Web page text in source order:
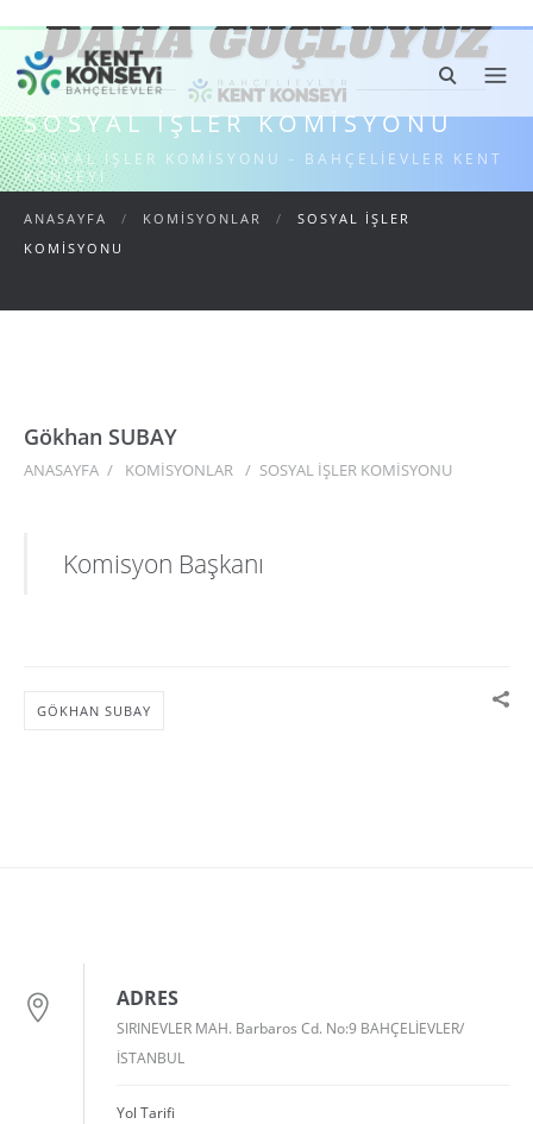
SOSYAL İŞLER KOMISYONU
SOSYAL İŞLER KOMISYONU - BAHÇELIEVLER KENT
KONSEYI
ANASAYFA / KOMİSYONLAR /
SOSYAL İŞLER
KOMISYONU
Gökhan SUBAY
ANASAYFA / KOMİSYONLAR / SOSYAL İŞLER KOMISYONU
Komisyon Başkanı
GÖKHAN SUBAY
ADRES
SIRINEVLER MAH. Barbaros Cd. No:9 BAHÇELİEVLER/
İSTANBUL
Yol Tarifi